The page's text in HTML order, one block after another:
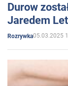
Durow
Jaredem
Rozrywka05.03.2025